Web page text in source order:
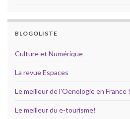
BLOGOLISTE
Culture et Numérique
La revue Espaces
Le meilleur de l'Oenologie en France !
Le meilleur du e-tourisme!